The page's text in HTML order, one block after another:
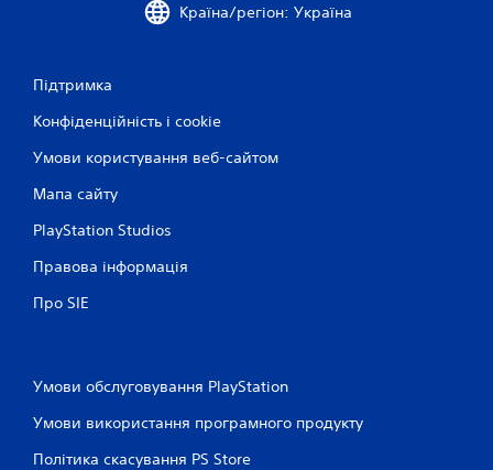
Країна/регіон: Україна
Підтримка
Конфіденційність і cookie
Умови користування веб-сайтом
Мапа сайту
PlayStation Studios
Правова інформація
Про SIE
Умови обслуговування PlayStation
Умови використання програмного продукту
Політика скасування PS Store